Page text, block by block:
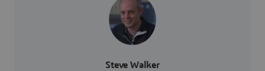
Steve Walker